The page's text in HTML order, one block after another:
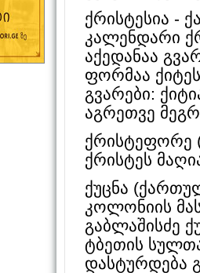
ქრისტესია -
კალენდარი
აქედანაა
ფორმაა
გვარები:
აგრეთვე
ქრისტეფორე
ქრისტეს
ქუცნა
კოლონიის
გაბლაშისძე
ტბეთის
დასტურდება